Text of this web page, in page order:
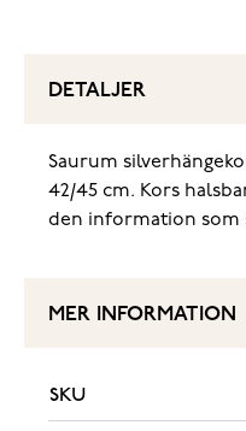
DETALJER
Saurum
42/45 cm. Kors
den information som
MER INFORMATION
SKU